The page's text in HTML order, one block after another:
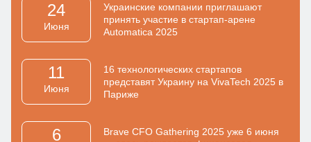
24
Июня
Украинские компании приглашают
принять участие в стартап-арене
Automatica 2025
11
Июня
16 технологических стартапов
представят Украину на VivaTech 2025 в
Париже
6
Brave CFO Gathering 2025 уже 6 июня